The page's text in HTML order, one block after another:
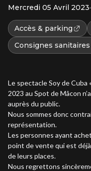
Mercredi 05 Avril 2023·
Accès & parking
Consignes
Le spectacle Soy de Cuba
2023 au Spot de Mâcon
auprès du public.
Nous sommes donc
représentation.
Les personnes ayant
point de vente qui est
de leurs places.
Nous regrettons